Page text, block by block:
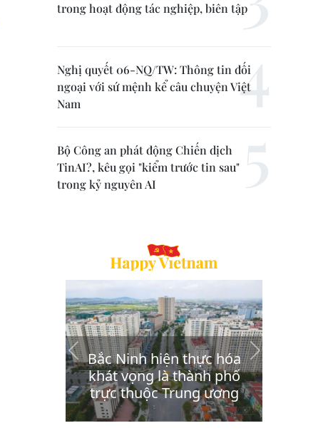
trong hoạt động tác nghiệp, biên tập
Nghị quyết 06-NQ/TW: Thông tin đối
ngoại với sứ mệnh kể câu chuyện Việt
Nam
Bộ Công an phát động Chiến dịch
TinAI?, kêu gọi "kiểm trước tin sau"
trong kỷ nguyên AI